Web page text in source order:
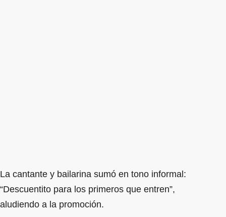
La cantante y bailarina sumó en tono informal:
“Descuentito para los primeros que entren”,
aludiendo a la promoción.